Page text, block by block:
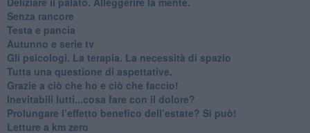
​Senza rancore
​Testa e pancia
​Autunno e serie tv
​Gli psicologi. La terapia. La necessità di spazio
​Tutta una questione di aspettative.
​Grazie a ciò che ho e ciò che faccio!
​Inevitabili lutti...cosa fare con il dolore?
Prolungare l’effetto benefico dell’estate? Si può!
​Letture a km zero